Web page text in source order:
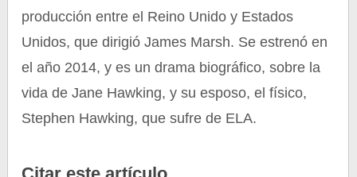
producción entre el Reino Unido y Estados
Unidos, que dirigió James Marsh. Se estrenó en
el año 2014, y es un drama biográfico, sobre la
vida de Jane Hawking, y su esposo, el físico,
Stephen Hawking, que sufre de ELA.